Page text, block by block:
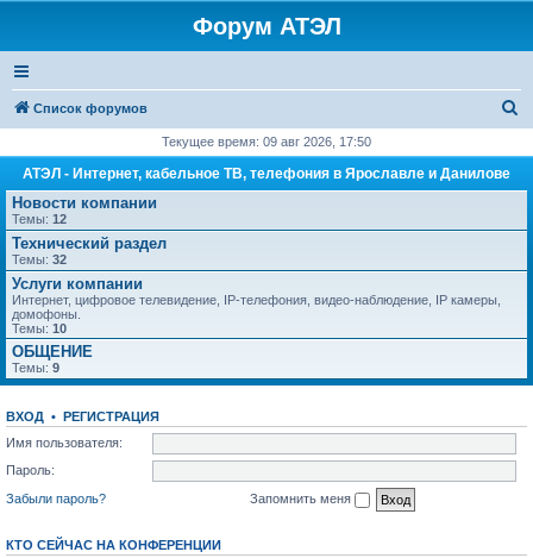
Форум АТЭЛ
Список форумов
с
Текущее время: 09 авг 2026, 17:50
АТЭЛ - Интернет, кабельное ТВ, телефония в Ярославле и Данилове
Новости компании
Темы: 12
Технический раздел
Темы: 32
Услуги компании
Интернет, цифровое телевидение, IP-телефония, видео-наблюдение, IP камеры,
домофоны.
Темы: 10
ОБЩЕНИЕ
Темы: 9
ВХОД • РЕГИСТРАЦИЯ
Имя пользователя:
Пароль:
Забыли пароль?
Запомнить меня
КТО СЕЙЧАС НА КОНФЕРЕНЦИИ